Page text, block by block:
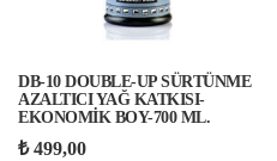
DB-10 DOUBLE-UP SÜRTÜNME
AZALTICI YAĞ KATKISI-
EKONOMİK BOY-700 ML.
₺499,00